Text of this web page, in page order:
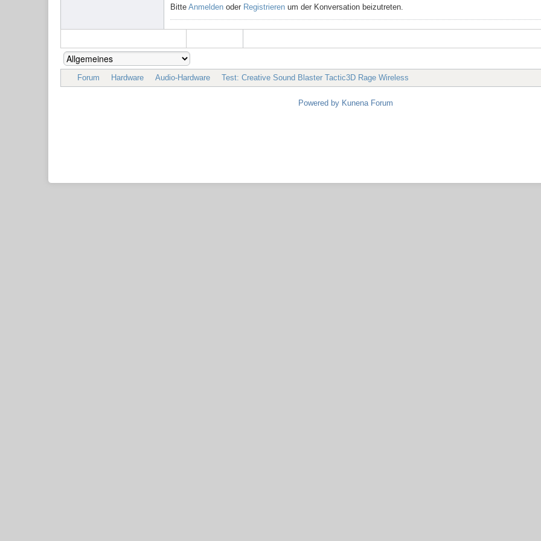
Bitte Anmelden oder Registrieren um der Konversation beizutreten.
Forum Hardware Audio-Hardware Test: Creative Sound Blaster Tactic3D Rage Wireless
Powered by Kunena Forum